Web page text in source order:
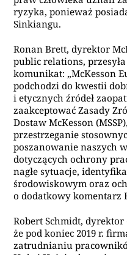
ryzyka, ponieważ
Sinkiangu.
Ronan Brett, dyrektor
public relations,
komunikat: „McKesson
podchodzi do kwestii
i etycznych źródeł
zaakceptować Zasady
Dostaw McKesson
przestrzeganie
poszanowanie naszych
dotyczących ochrony
nagłe sytuacje,
środowiskowym oraz
o dodatkowy komentarz
Robert Schmidt,
że pod koniec 2019 r.
zatrudnianiu